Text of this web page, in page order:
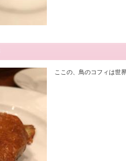
ここの、鳥のコフィは世